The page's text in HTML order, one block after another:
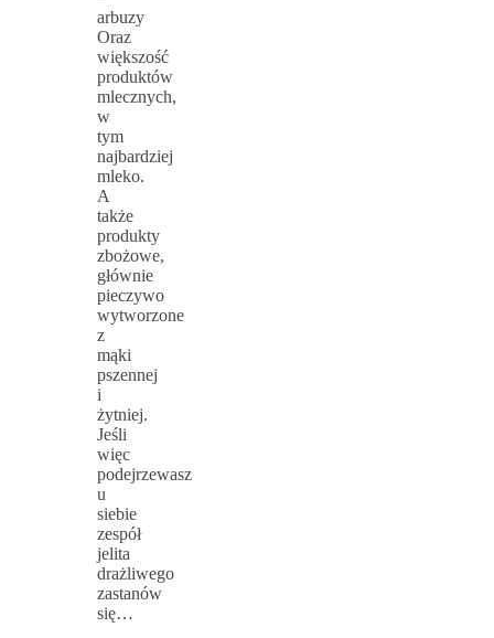
arbuzy
Oraz
większość
produktów
mlecznych,
w
tym
najbardziej
mleko.
A
także
produkty
zbożowe,
głównie
pieczywo
wytworzone
z
mąki
pszennej
i
żytniej.
Jeśli
więc
podejrzewasz
u
siebie
zespół
jelita
drażliwego
zastanów
się…